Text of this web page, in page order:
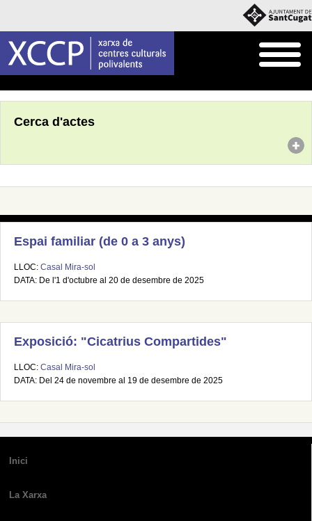
Cerca d'actes
Espai familiar (de 0 a 3 anys)
LLOC: Casal Mira-sol
DATA: De l'1 d'octubre al 20 de desembre de 2025
Exposició: "Cicatrius Compartides"
LLOC: Casal Mira-sol
DATA: Del 24 de novembre al 19 de desembre de 2025
Inici
La Xarxa